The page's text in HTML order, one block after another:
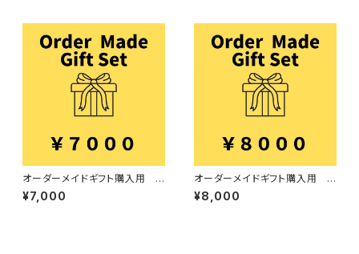
オーダーメイドギフト購入用 7
000円
¥7,000
オーダーメイドギフト購入用 8
000円
¥8,000